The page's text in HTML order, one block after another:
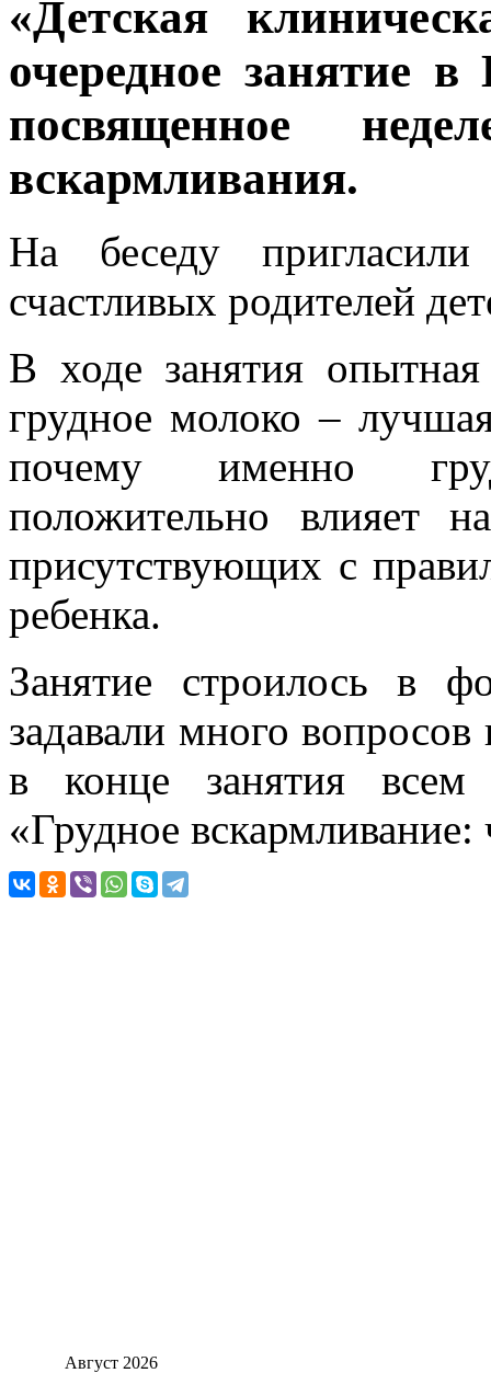
«Детская
очередное занятие
посвященное
вскармливания.
На беседу
счастливых родителей
В ходе занятия опытная
грудное молоко –
почему именно
положительно влияет
присутствующих с
ребенка.
Занятие строилось в
задавали много
в конце занятия
«Грудное
Август 2026